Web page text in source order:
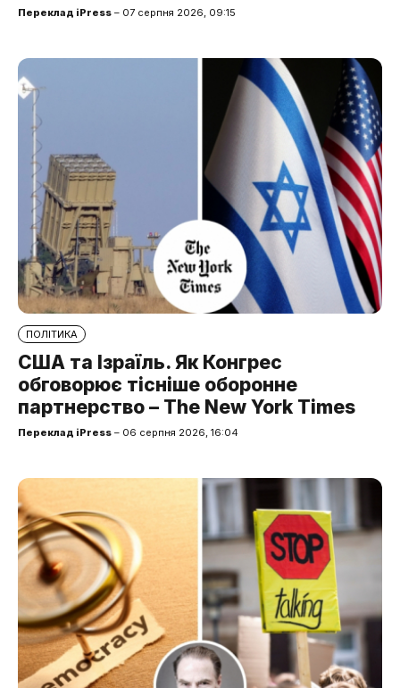
Переклад iPress – 07 серпня 2026, 09:15
ПОЛІТИКА
США та Ізраїль. Як Конгрес
обговорює тісніше оборонне
партнерство – The New York Times
Переклад iPress – 06 серпня 2026, 16:04